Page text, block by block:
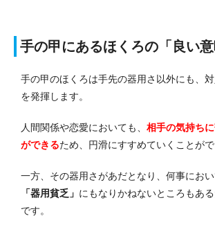
手の甲にあるほくろの「良い意
手の甲のほくろは手先の器用さ以外にも、
を発揮します。
人間関係や恋愛においても、 相手の気持ち
ができるため、円滑にすすめていくことがで
一方、その器用さがあだとなり、何事にお
「器用貧乏」 にもなりかねないところもあ
です。